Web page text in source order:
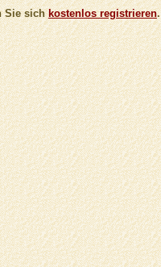
Sie sichkostenlos registrieren.